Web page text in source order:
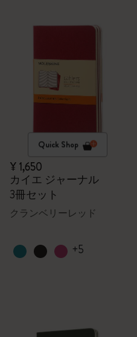
Quick Shop
¥ 1,650
カイエ ジャーナル
3冊セット
クランベリーレッド
+5